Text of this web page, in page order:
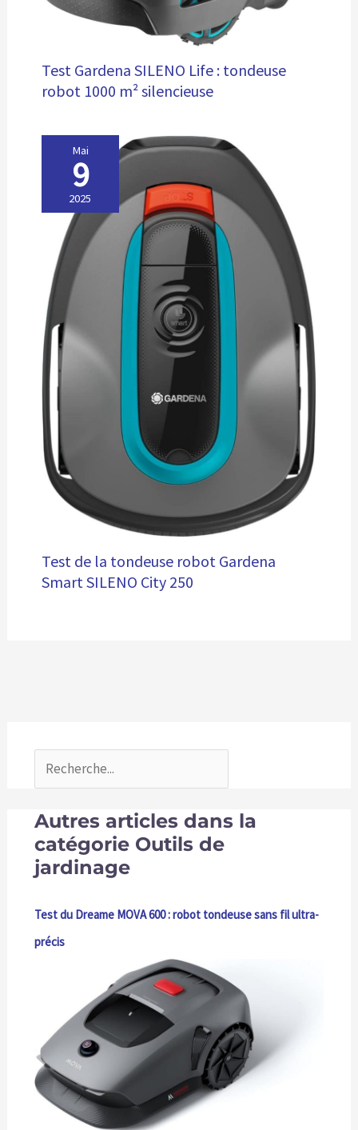
Test Gardena SILENO Life : tondeuse
robot 1000 m² silencieuse
Mai
9
2025
Test de la tondeuse robot Gardena
Smart SILENO City 250
Autres articles dans la
catégorie Outils de
jardinage
Test du Dreame MOVA 600 : robot tondeuse sans fil ultra-
précis